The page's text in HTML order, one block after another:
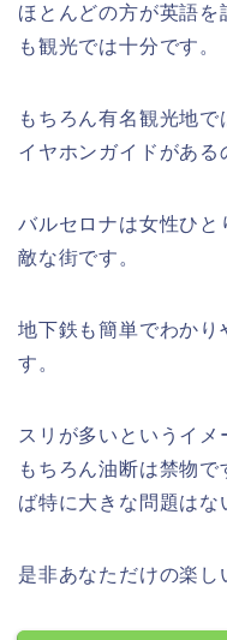
ほとんどの方が英語
も観光では十分です。
もちろん有名観光地
イヤホンガイドがある
バルセロナは女性ひ
敵な街です。
地下鉄も簡単でわかり
す。
スリが多いというイメ
もちろん油断は禁物
ば特に大きな問題はな
是非あなただけの楽し